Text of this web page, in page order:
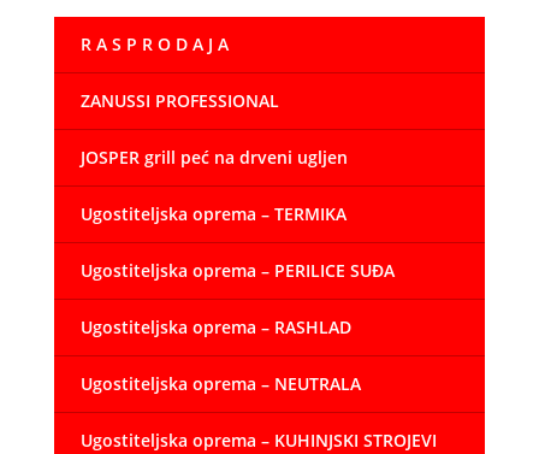
R A S P R O D A J A
ZANUSSI PROFESSIONAL
JOSPER grill peć na drveni ugljen
Ugostiteljska oprema – TERMIKA
Ugostiteljska oprema – PERILICE SUĐA
Ugostiteljska oprema – RASHLAD
Ugostiteljska oprema – NEUTRALA
Ugostiteljska oprema – KUHINJSKI STROJEVI